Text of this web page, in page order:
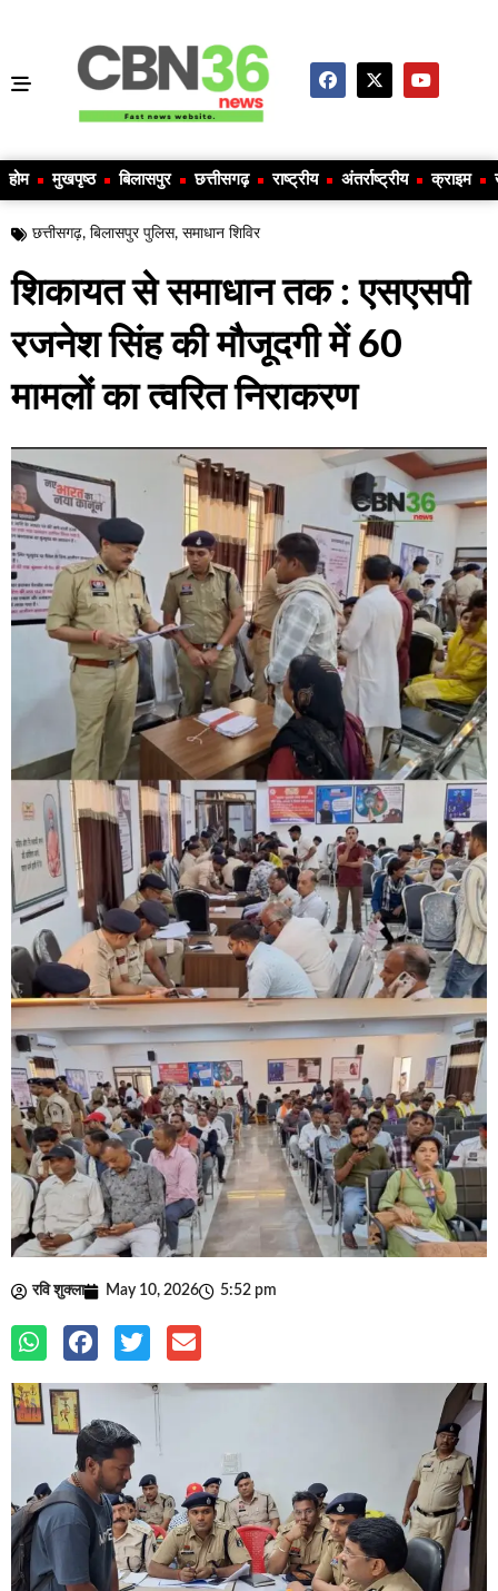
होम मुखपृष्ठ बिलासपुर छत्तीसगढ़ राष्ट्रीय अंतर्राष्ट्रीय क्राइम
छत्तीसगढ़, बिलासपुर पुलिस, समाधान शिविर
शिकायत से समाधान तक : एसएसपी
रजनेश सिंह की मौजूदगी में 60
मामलों का त्वरित निराकरण
रवि शुक्ला May 10, 2026 5:52 pm